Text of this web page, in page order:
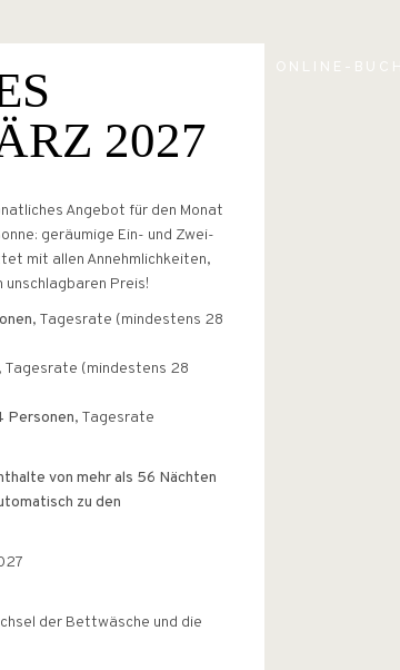
ONLINE-
GARDASEE
KANN
2027
Angebot für den Monat
geräumige Ein- und Zwei-
mit allen Annehmlichkeiten,
Preis!
, Tagesrate (mindestens 28
, Tagesrate (mindestens 28
Personen, Tagesrate
von mehr als 56 Nächten
zu den
der Bettwäsche und die